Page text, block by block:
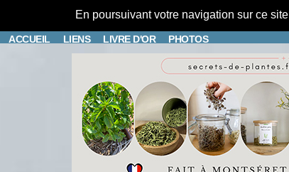
En poursuivant votre navigation sur ce
ACCUEIL LIENS LIVRE D'OR PHOTOS